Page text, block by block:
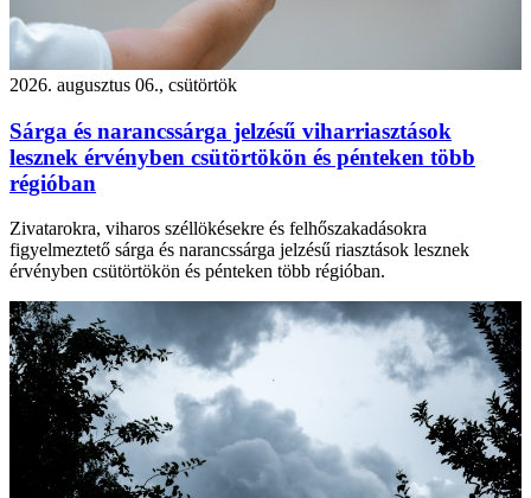
2026. augusztus 06., csütörtök
Sárga és narancssárga jelzésű viharriasztások
lesznek érvényben csütörtökön és pénteken több
régióban
Zivatarokra, viharos széllökésekre és felhőszakadásokra
figyelmeztető sárga és narancssárga jelzésű riasztások lesznek
érvényben csütörtökön és pénteken több régióban.